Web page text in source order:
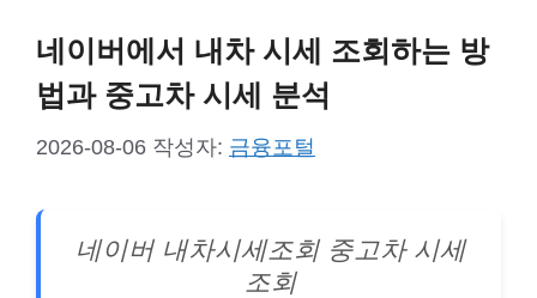
네이버에서 내차 시세 조회하는 방
법과 중고차 시세 분석
2026-08-06 작성자: 금융포털
네이버 내차시세조회 중고차 시세
조회